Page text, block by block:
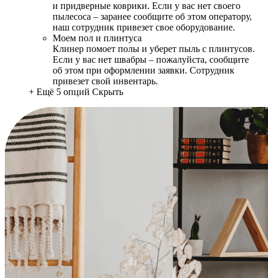
и придверные коврики. Если у вас нет своего
пылесоса – заранее сообщите об этом оператору,
наш сотрудник привезет свое оборудование.
Моем пол и плинтуса
Клинер помоет полы и уберет пыль с плинтусов.
Если у вас нет швабры – пожалуйста, сообщите
об этом при оформлении заявки. Сотрудник
привезет свой инвентарь.
+ Ещё 5 опций Скрыть